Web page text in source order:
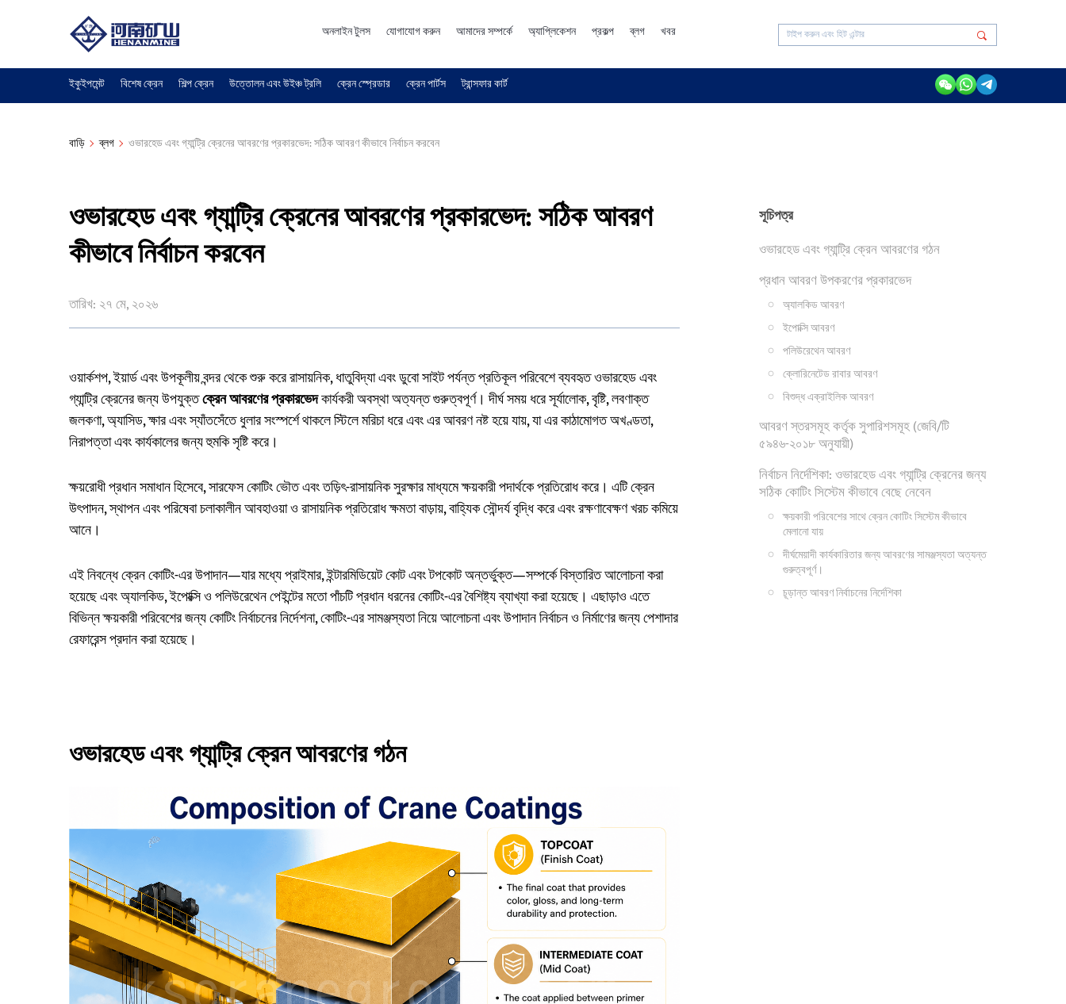
অনলাইন টুলস যোগাযোগ করুন আমাদের সম্পর্কে অ্যাপ্লিকেশন প্রকল্প ব্লগ খবর
ইকুইপমেন্ট বিশেষ ক্রেন শিল্প ক্রেন উত্তোলন এবং উইঞ্চ ট্রলি ক্রেন স্প্রেডার ক্রেন পার্টস ট্রান্সফার কার্ট
বাড়ি ব্লগ ওভারহেড এবং গ্যান্ট্রি ক্রেনের আবরণের প্রকারভেদ: সঠিক আবরণ কীভাবে নির্বাচন করবেন
ওভারহেড এবং গ্যান্ট্রি ক্রেনের আবরণের প্রকারভেদ: সঠিক আবরণ
কীভাবে নির্বাচন করবেন
তারিখ: ২৭ মে, ২০২৬
সূচিপত্র
ওভারহেড এবং গ্যান্ট্রি ক্রেন আবরণের গঠন
প্রধান আবরণ উপকরণের প্রকারভেদ
অ্যালকিড আবরণ
ইপোক্সি আবরণ
পলিউরেথেন আবরণ
ক্লোরিনেটেড রাবার আবরণ
বিশুদ্ধ এক্রাইলিক আবরণ
আবরণ স্তরসমূহ কর্তৃক সুপারিশসমূহ (জেবি/টি
৫৯৪৬-২০১৮ অনুযায়ী)
নির্বাচন নির্দেশিকা: ওভারহেড এবং গ্যান্ট্রি ক্রেনের জন্য
সঠিক কোটিং সিস্টেম কীভাবে বেছে নেবেন
ক্ষয়কারী পরিবেশের সাথে ক্রেন কোটিং সিস্টেম কীভাবে
মেলানো যায়
দীর্ঘমেয়াদী কার্যকারিতার জন্য আবরণের সামঞ্জস্যতা অত্যন্ত
গুরুত্বপূর্ণ।
চূড়ান্ত আবরণ নির্বাচনের নির্দেশিকা
ওয়ার্কশপ, ইয়ার্ড এবং উপকূলীয় বন্দর থেকে শুরু করে রাসায়নিক, ধাতুবিদ্যা এবং ডুবো সাইট পর্যন্ত প্রতিকূল পরিবেশে ব্যবহৃত ওভারহেড এবং
গ্যান্ট্রি ক্রেনের জন্য উপযুক্তক্রেন আবরণের প্রকারভেদকার্যকরী অবস্থা অত্যন্ত গুরুত্বপূর্ণ। দীর্ঘ সময় ধরে সূর্যালোক, বৃষ্টি, লবণাক্ত
জলকণা, অ্যাসিড, ক্ষার এবং স্যাঁতসেঁতে ধুলার সংস্পর্শে থাকলে স্টিলে মরিচা ধরে এবং এর আবরণ নষ্ট হয়ে যায়, যা এর কাঠামোগত অখণ্ডতা,
নিরাপত্তা এবং কার্যকালের জন্য হুমকি সৃষ্টি করে।
ক্ষয়রোধী প্রধান সমাধান হিসেবে, সারফেস কোটিং ভৌত এবং তড়িৎ-রাসায়নিক সুরক্ষার মাধ্যমে ক্ষয়কারী পদার্থকে প্রতিরোধ করে। এটি ক্রেন
উৎপাদন, স্থাপন এবং পরিষেবা চলাকালীন আবহাওয়া ও রাসায়নিক প্রতিরোধ ক্ষমতা বাড়ায়, বাহ্যিক সৌন্দর্য বৃদ্ধি করে এবং রক্ষণাবেক্ষণ খরচ কমিয়ে
আনে।
এই নিবন্ধে ক্রেন কোটিং-এর উপাদান—যার মধ্যে প্রাইমার, ইন্টারমিডিয়েট কোট এবং টপকোট অন্তর্ভুক্ত—সম্পর্কে বিস্তারিত আলোচনা করা
হয়েছে এবং অ্যালকিড, ইপোক্সি ও পলিউরেথেন পেইন্টের মতো পাঁচটি প্রধান ধরনের কোটিং-এর বৈশিষ্ট্য ব্যাখ্যা করা হয়েছে। এছাড়াও এতে
বিভিন্ন ক্ষয়কারী পরিবেশের জন্য কোটিং নির্বাচনের নির্দেশনা, কোটিং-এর সামঞ্জস্যতা নিয়ে আলোচনা এবং উপাদান নির্বাচন ও নির্মাণের জন্য পেশাদার
রেফারেন্স প্রদান করা হয়েছে।
ওভারহেড এবং গ্যান্ট্রি ক্রেন আবরণের গঠন